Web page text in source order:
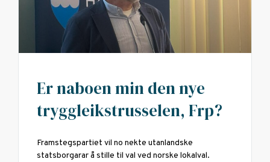
Er naboen min den nye
tryggleikstrusselen, Frp?
Framstegspartiet vil no nekte utanlandske
statsborgarar å stille til val ved norske lokalval.